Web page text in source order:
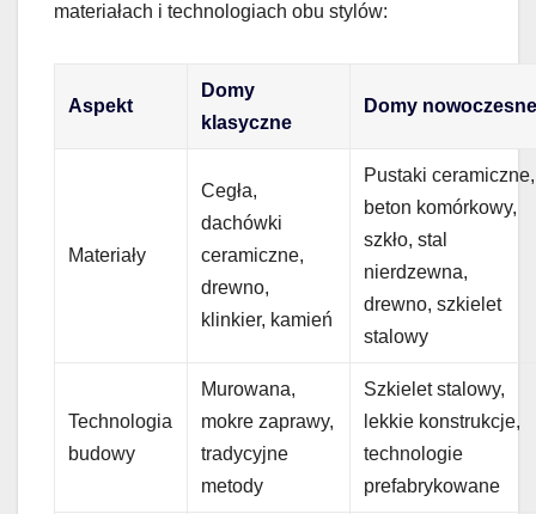
materiałach i technologiach obu stylów:
Aspekt
Domy
klasyczne
Domy
Materiały
Cegła,
dachówki
ceramiczne,
drewno,
klinkier, kamień
Pustaki ceramiczne,
beton komórkowy,
szkło, stal
nierdzewna,
drewno, szkielet
stalowy
Technologia
budowy
Murowana,
mokre zaprawy,
tradycyjne
metody
Szkielet stalowy,
lekkie konstrukcje,
technologie
prefabrykowane